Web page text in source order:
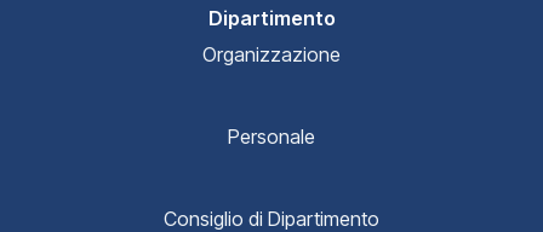
Dipartimento
Organizzazione
Personale
Consiglio di Dipartimento